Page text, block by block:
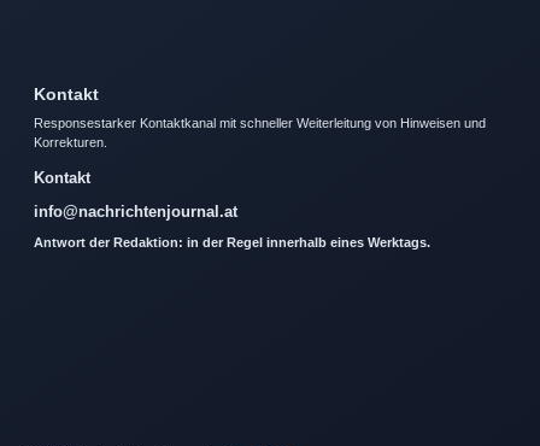
Kontakt
Responsestarker Kontaktkanal mit schneller Weiterleitung von Hinweisen und
Korrekturen.
Kontakt
info@nachrichtenjournal.at
Antwort der Redaktion: in der Regel innerhalb eines Werktags.